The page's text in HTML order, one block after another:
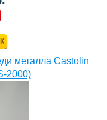
металла Castolin
2000)